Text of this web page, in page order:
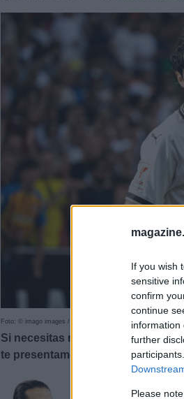
If you wish
sensitive
confirm
continue
information
further
Please
Foto: © imago images / NurPhoto
Si necesitas reforzar tu equipo de
te presentamos cinco opciones